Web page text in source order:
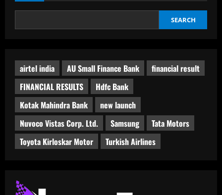
SEARCH
airtel india AU Small Finance Bank
financial result
FINANCIAL RESULTS
Hdfc Bank
Kotak Mahindra Bank
new launch
Nuvoco Vistas Corp. Ltd.
Samsung
Tata Motors
Toyota Kirloskar Motor
Turkish Airlines